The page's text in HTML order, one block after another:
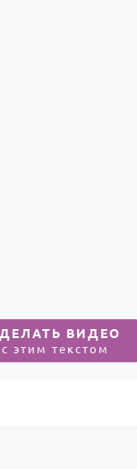
ВИДЕО
с этим текстом